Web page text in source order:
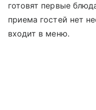
готовят первые
приема гостей нет
входит в меню.